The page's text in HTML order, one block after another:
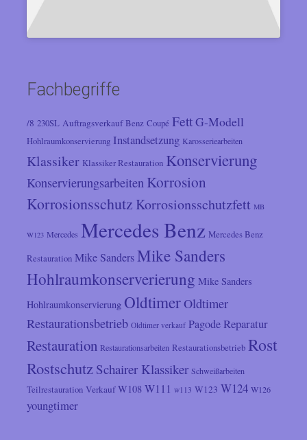
Fachbegriffe
/8 230SL Auftragsverkauf Benz Coupé FettG-Modell
Hohlraumkonservierung Instandsetzung Karosseriearbeiten
Klassiker Klassiker Restauration Konservierung
Konservierungsarbeiten Korrosion
Korrosionsschutz Korrosionsschutzfett MB
W123 Mercedes Mercedes Benz Mercedes Benz
Restauration Mike SandersMike Sanders
Hohlraumkonserverierung Mike Sanders
Hohlraumkonservierung OldtimerOldtimer
Restaurationsbetrieb Oldtimer verkauf PagodeReparatur
Restauration Restaurationsarbeiten Restaurationsbetrieb Rost
Rostschutz Schairer Klassiker Schweißarbeiten
Teilrestauration Verkauf W108 W111 w113 W123 W124 W126
youngtimer